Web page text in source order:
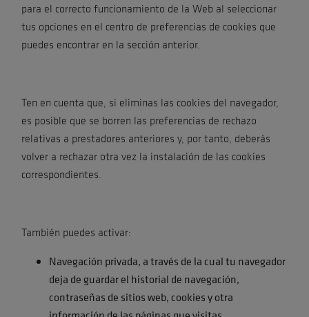
para el correcto funcionamiento de la Web al seleccionar
tus opciones en el centro de preferencias de cookies que
puedes encontrar en la sección anterior.
Ten en cuenta que, si eliminas las cookies del navegador,
es posible que se borren las preferencias de rechazo
relativas a prestadores anteriores y, por tanto, deberás
volver a rechazar otra vez la instalación de las cookies
correspondientes.
También puedes activar:
Navegación privada, a través de la cual tu navegador
deja de guardar el historial de navegación,
contraseñas de sitios web, cookies y otra